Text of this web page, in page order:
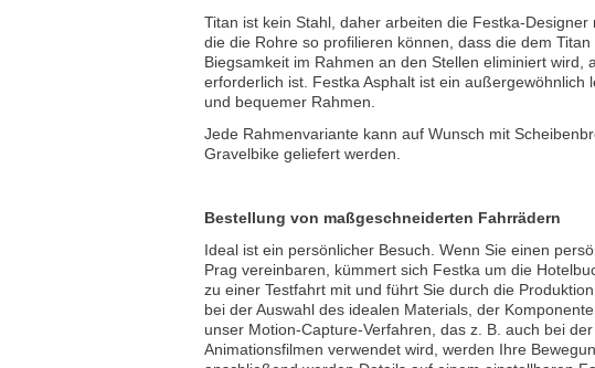
Titan ist kein Stahl, daher arbeiten die Festka-Designer
die die Rohre so profilieren können, dass die dem Titan
Biegsamkeit im Rahmen an den Stellen eliminiert wird,
erforderlich ist. Festka Asphalt ist ein außergewöhnlich
und bequemer Rahmen.
Jede Rahmenvariante kann auf Wunsch mit
Gravelbike geliefert werden.
Bestellung von maßgeschneiderten Fahrrädern
Ideal ist ein persönlicher Besuch. Wenn Sie einen
Prag vereinbaren, kümmert sich Festka um die
zu einer Testfahrt mit und führt Sie durch die
bei der Auswahl des idealen Materials, der
unser Motion-Capture-Verfahren, das z. B. auch bei
Animationsfilmen verwendet wird, werden Ihre